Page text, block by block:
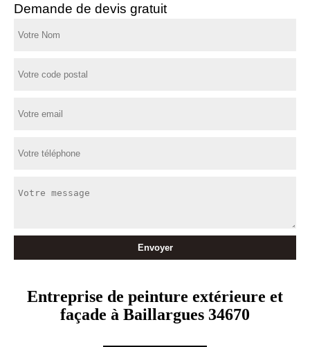
Demande de devis gratuit
Entreprise de peinture extérieure et
façade à Baillargues 34670